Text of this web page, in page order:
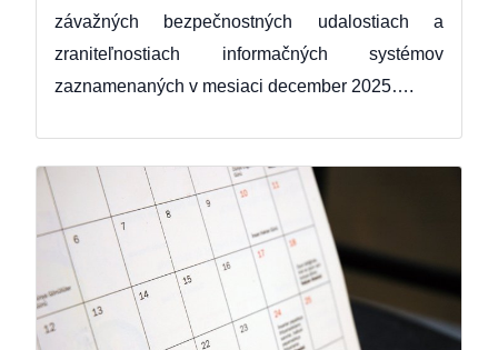
závažných bezpečnostných udalostiach a
zraniteľnostiach informačných systémov
zaznamenaných v mesiaci december 2025….